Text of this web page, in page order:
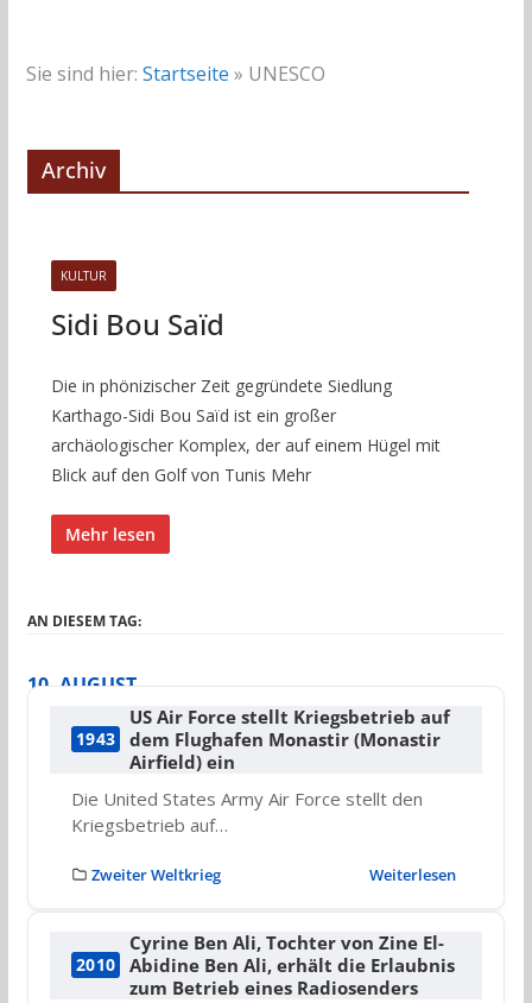
Sie sind hier: Startseite » UNESCO
Archiv
KULTUR
Sidi Bou Saïd
Die in phönizischer Zeit gegründete Siedlung
Karthago-Sidi Bou Saïd ist ein großer
archäologischer Komplex, der auf einem Hügel mit
Blick auf den Golf von Tunis Mehr
Mehr lesen
AN DIESEM TAG:
10. AUGUST
1943
US Air Force stellt Kriegsbetrieb auf
dem Flughafen Monastir (Monastir
Airfield) ein
Die United States Army Air Force stellt den
Kriegsbetrieb auf…
Zweiter Weltkrieg Weiterlesen
2010
Cyrine Ben Ali, Tochter von Zine El-
Abidine Ben Ali, erhält die Erlaubnis
zum Betrieb eines Radiosenders